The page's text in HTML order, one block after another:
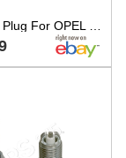
New Spark Plug For OPEL Holden SAAB SKODA VW A 1.0-3.2L 1981- BOSCH